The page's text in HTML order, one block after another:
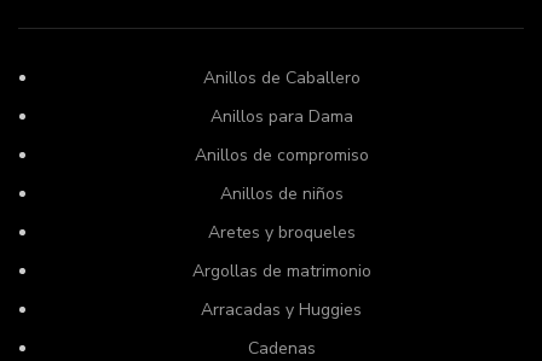
Anillos de Caballero
Anillos para Dama
Anillos de compromiso
Anillos de niños
Aretes y broqueles
Argollas de matrimonio
Arracadas y Huggies
Cadenas